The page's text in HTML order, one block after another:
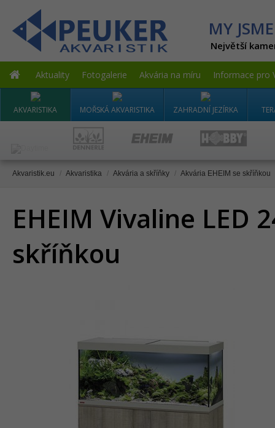
MY
Největší
Aktuality Fotogalerie Akvária na míru Informace pro
AKVARISTIKA MOŘSKÁ AKVARISTIKA ZAHRADNÍ JEZÍRKA
Akvaristik.eu / Akvaristika / Akvária a skříňky / Akvária EHEIM se skříňkou
EHEIM Vivaline LED
skříňkou